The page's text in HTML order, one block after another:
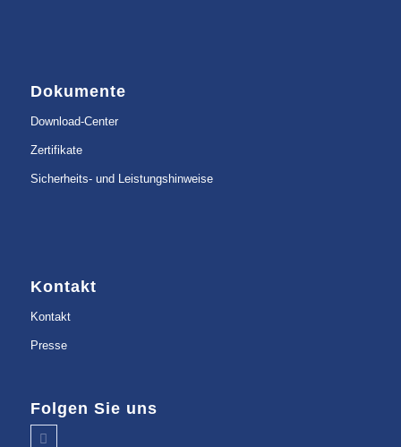
Dokumente
Download-Center
Zertifikate
Sicherheits- und Leistungshinweise
Kontakt
Kontakt
Presse
Folgen Sie uns